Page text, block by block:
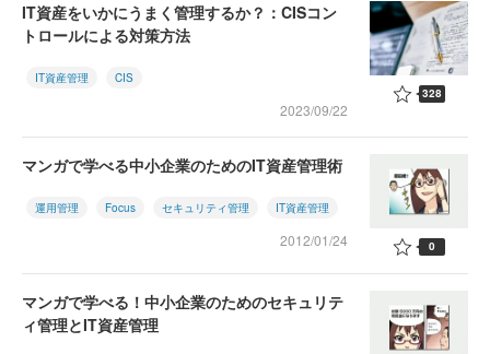
IT資産をいかにうまく管理するか？：CISコン
トロールによる対策方法
IT資産管理 CIS
2023/09/22
328
マンガで学べる中小企業のためのIT資産管理術
運用管理 Focus セキュリティ管理 IT資産管理
2012/01/24 0
マンガで学べる！中小企業のためのセキュリテ
ィ管理とIT資産管理